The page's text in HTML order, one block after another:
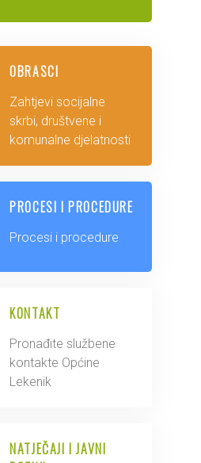
OBRASCI
Zahtjevi socijalne
skrbi, društvene i
komunalne djelatnosti
PROCESI I PROCEDURE
Procesi i procedure
KONTAKT
Pronađite službene
kontakte Općine
Lekenik
NATJEČAJI I JAVNI